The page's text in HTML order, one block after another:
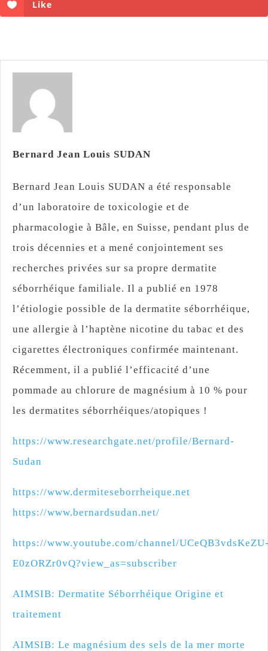
Like
Bernard Jean Louis SUDAN
Bernard Jean Louis SUDAN a été responsable
d’un laboratoire de toxicologie et de
pharmacologie à Bâle, en Suisse, pendant plus de
trois décennies et a mené conjointement ses
recherches privées sur sa propre dermatite
séborrhéique familiale. Il a publié en 1978
l’étiologie possible de la dermatite séborrhéique,
une allergie à l’haptène nicotine du tabac et des
cigarettes électroniques confirmée maintenant.
Récemment, il a publié l’efficacité d’une
pommade au chlorure de magnésium à 10 % pour
les dermatites séborrhéiques/atopiques !
https://www.researchgate.net/profile/Bernard-
Sudan
https://www.dermiteseborrheique.net
https://www.bernardsudan.net/
https://www.youtube.com/channel/
E0zORZr0vQ?view_as=subscriber
AIMSIB: Dermatite Séborrhéique Origine et
traitement
AIMSIB: Le magnésium des sels de la mer morte